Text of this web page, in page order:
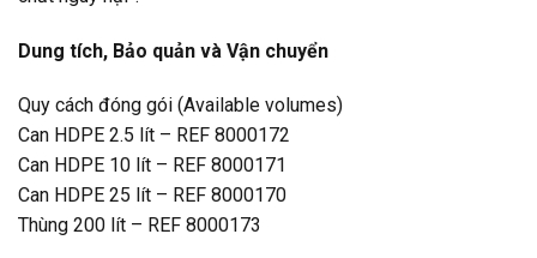
Dung tích, Bảo quản và Vận chuyển
Quy cách đóng gói (Available volumes)
Can HDPE 2.5 lít – REF 8000172
Can HDPE 10 lít – REF 8000171
Can HDPE 25 lít – REF 8000170
Thùng 200 lít – REF 8000173